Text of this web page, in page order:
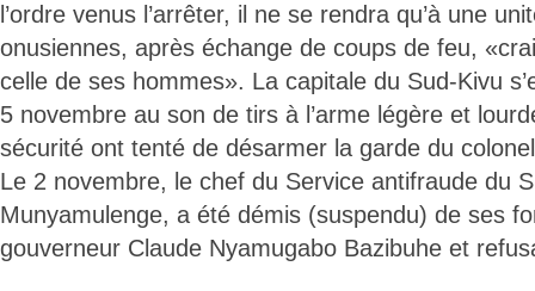
l’ordre venus l’arrêter, il ne se rendra qu’à une
onusiennes, après échange de coups de feu,
celle de ses hommes». La capitale du Sud-Kivu
5 novembre au son de tirs à l’arme légère et
sécurité ont tenté de désarmer la garde du
Le 2 novembre, le chef du Service antifraude du
Munyamulenge, a été démis (suspendu) de ses
gouverneur Claude Nyamugabo Bazibuhe et